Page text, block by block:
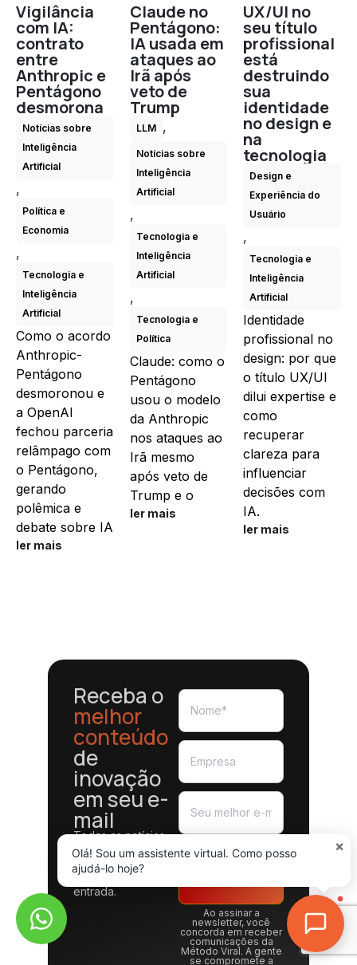
Vigilância
com IA:
contrato
entre
Anthropic e
Pentágono
desmorona
Notícias sobre
Inteligência
Artificial
,
Política e
Economia
,
Tecnologia e
Inteligência
Artificial
Como o acordo
Anthropic-
Pentágono
desmoronou e
a OpenAI
fechou parceria
relâmpago com
o Pentágono,
gerando
polêmica e
debate sobre IA
ler mais
Claude no
Pentágono:
IA usada em
ataques ao
Irã após
veto de
Trump
LLM ,
Notícias sobre
Inteligência
Artificial
,
Tecnologia e
Inteligência
Artificial
,
Tecnologia e
Política
Claude: como o
Pentágono
usou o modelo
da Anthropic
nos ataques ao
Irã mesmo
após veto de
Trump e o
ler mais
UX/UI no
seu título
profissional
está
destruindo
sua
identidade
no design e
na
tecnologia
Design e
Experiência do
Usuário
,
Tecnologia e
Inteligência
Artificial
Identidade
profissional no
design: por que
o título UX/UI
dilui expertise e
como
recuperar
clareza para
influenciar
decisões com
IA.
ler mais
Receba o
melhor
conteúdo
de
inovação
em seu e-
mail
Todas as notícias,
dicas, tendências e
recursos que você
procura entregues
entrada.
Ao assinar a
newsletter, você
concorda em receber
comunicações da
Método Viral. A gente
se compromete a
×
Olá! Sou um assistente virtual. Como posso
ajudá-lo hoje?